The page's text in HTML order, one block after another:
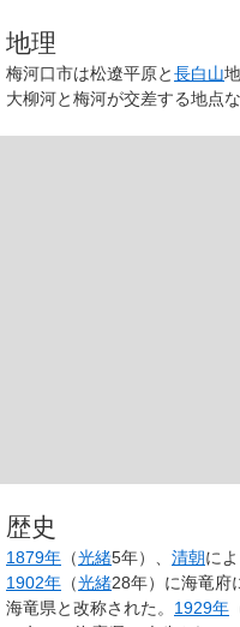
地理
梅河口市は松遼平原と長白山
大柳河と梅河が交差する地点
歴史
1879年 （光緒5年）、 清朝に
1902年 （光緒28年）に海竜府
海竜県と改称された。 1929年